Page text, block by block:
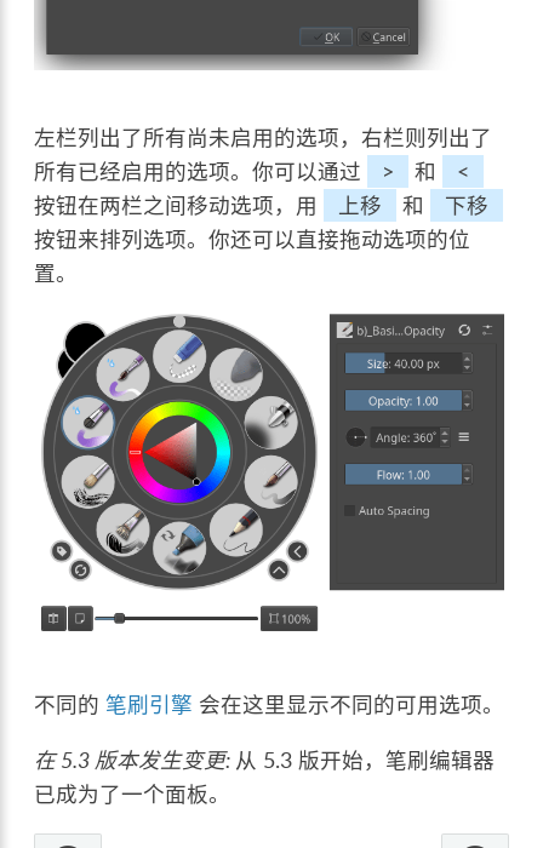
左栏列出了所有尚未启用的选项，右栏则列出了
所有已经启用的选项。你可以通过
> 和
<
按钮在两栏之间移动选项，用
上移 和
下移
按钮来排列选项。你还可以直接拖动选项的位
置。
不同的 笔刷引擎 会在这里显示不同的可用选项。
在 5.3 版本发生变更: 从 5.3 版开始，笔刷编辑器
已成为了一个面板。